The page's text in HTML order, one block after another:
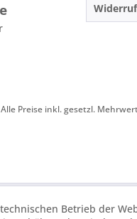
Preise inkl. gesetzl.
Betrieb der